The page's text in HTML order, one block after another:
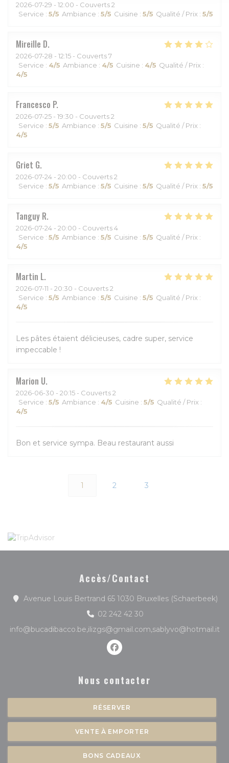
2026-07-29 - 12:00 - Couverts 2
Service : 5/5 Ambiance : 5/5 Cuisine : 5/5 Qualité / Prix : 5/5
Mireille D
2026-07-28 - 12:15 - Couverts 7
Service : 4/5 Ambiance : 4/5 Cuisine : 4/5 Qualité / Prix :
4/5
Francesco P
2026-07-25 - 19:30 - Couverts 2
Service : 5/5 Ambiance : 5/5 Cuisine : 5/5 Qualité / Prix :
4/5
Griet G
2026-07-24 - 20:00 - Couverts 2
Service : 5/5 Ambiance : 5/5 Cuisine : 5/5 Qualité / Prix : 5/5
Tanguy R
2026-07-24 - 20:00 - Couverts 4
Service : 5/5 Ambiance : 5/5 Cuisine : 5/5 Qualité / Prix :
4/5
Martin L
2026-07-11 - 20:30 - Couverts 2
Service : 5/5 Ambiance : 5/5 Cuisine : 5/5 Qualité / Prix :
4/5
Les pâtes étaient délicieuses, cadre super, service
impeccable !
Marion U
2026-06-30 - 20:15 - Couverts 2
Service : 5/5 Ambiance : 4/5 Cuisine : 5/5 Qualité / Prix :
4/5
Bon et service sympa. Beau restaurant aussi
1 2 3
Accès/Contact
Avenue Louis Bertrand 65 1030 Bruxelles (Schaerbeek)
02 242 42 30
info@bucadibacco.be,ilizgs@gmail.com,sablyvo@hotmail.it
Facebook ((ouvre une
Nous contacter
RÉSERVER
VENTE À EMPORTER
BONS CADEAUX